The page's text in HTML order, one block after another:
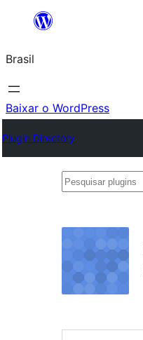
o
conteúdo
Brasil
Baixar o WordPress
Plugin Directory
Pesquisar